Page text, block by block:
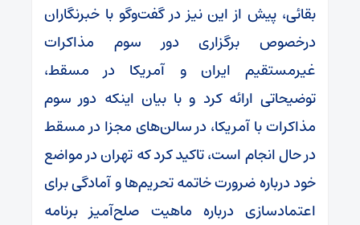
بقائی، پیش از این نیز در گفت‌وگو با خبرنگاران
درخصوص برگزاری دور سوم مذاکرات
غیرمستقیم ایران و آمریکا در مسقط،
توضیحاتی ارائه کرد و با بیان اینکه دور سوم
مذاکرات با آمریکا، در سالن‌های مجزا در مسقط
در حال انجام است، تاکید کرد که تهران در مواضع
خود درباره ضرورت خاتمه تحریم‌ها و آمادگی برای
اعتمادسازی درباره ماهیت صلح‌آمیز برنامه